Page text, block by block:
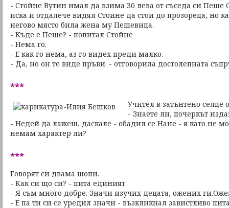
- Стойне Вутин имал да взима 30 лева от съседа си Пеше
иска и отдалече видял Стойне да стои до прозореца, но
негово място била жена му Пешевица.
- Къде е Пеше? - попитал Стойне
- Нема го.
- Е как го нема, аз го видех преди малко.
- Да, но он те виде пръви. - отговорила достолепната
***
Учител в затънтено селце
- Знаете ли, почеркът
- Недей да лажеш, даскале - обадил се Нане - я като не
немам характер ли?
***
Говорят си двама шопи.
- Как си що си? - пита единият
- Я съм много добре. Значи изучих децата, ожених
- Е па ти си се уредил значи - възкликнал завистливо